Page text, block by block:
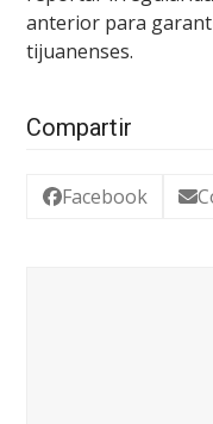
anterior para
tijuanenses.
Compartir
Facebook